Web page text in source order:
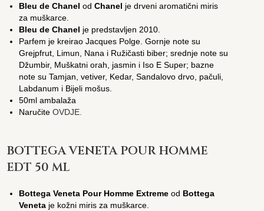
Bleu de Chanel odChanel je drveni aromatični miris
za muškarce.
Bleu de Chanel je predstavljen 2010.
Parfem je kreirao Jacques Polge. Gornje note su
Grejpfrut, Limun, Nana i Ružičasti biber; srednje note su
Džumbir, Muškatni orah, jasmin i Iso E Super; bazne
note su Tamjan, vetiver, Kedar, Sandalovo drvo, pačuli,
Labdanum i Bijeli mošus.
50ml ambalaža
NaručiteOVDJE.
BOTTEGA VENETA POUR HOMME
EDT 50 ML
Bottega Veneta Pour Homme Extreme od Bottega
Veneta je kožni miris za muškarce.